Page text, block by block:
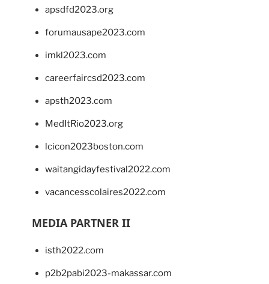
apsdfd2023.org
forumausape2023.com
imkl2023.com
careerfaircsd2023.com
apsth2023.com
MedItRio2023.org
lcicon2023boston.com
waitangidayfestival2022.com
vacancesscolaires2022.com
MEDIA PARTNER II
isth2022.com
p2b2pabi2023-makassar.com